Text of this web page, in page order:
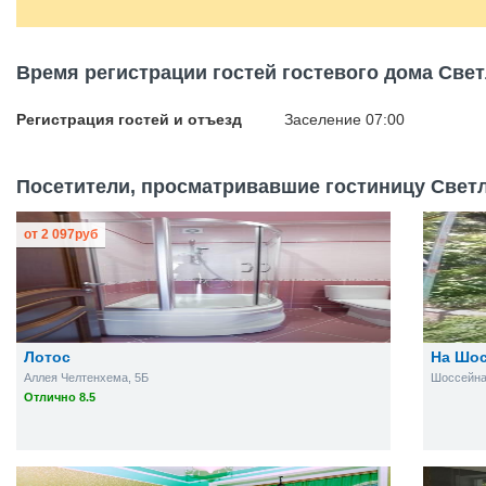
Время регистрации гостей гостевого дома
Регистрация гостей и отъезд Заселение 07:00
Посетители, просматривавшие гостиницу
Лотос
Аллея Челтенхема, 5Б
Отлично 8.5
от 2 097руб
На